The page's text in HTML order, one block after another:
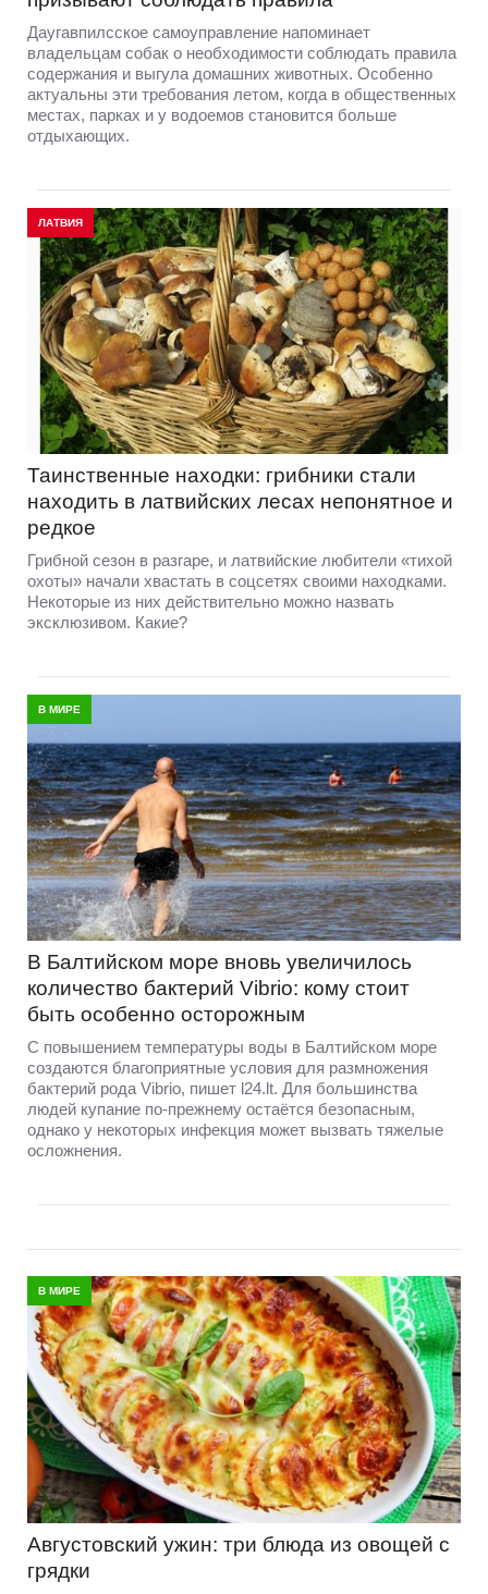
Даугавпилсское самоуправление напоминает
владельцам собак о необходимости соблюдать правила
содержания и выгула домашних животных. Особенно
актуальны эти требования летом, когда в общественных
местах, парках и у водоемов становится больше
отдыхающих.
ЛАТВИЯ
Таинственные находки: грибники стали
находить в латвийских лесах непонятное и
редкое
Грибной сезон в разгаре, и латвийские любители «тихой
охоты» начали хвастать в соцсетях своими находками.
Некоторые из них действительно можно назвать
эксклюзивом. Какие?
В МИРЕ
В Балтийском море вновь увеличилось
количество бактерий Vibrio: кому стоит
быть особенно осторожным
С повышением температуры воды в Балтийском море
создаются благоприятные условия для размножения
бактерий рода Vibrio, пишет l24.lt. Для большинства
людей купание по-прежнему остаётся безопасным,
однако у некоторых инфекция может вызвать тяжелые
осложнения.
В МИРЕ
Августовский ужин: три блюда из овощей с
грядки